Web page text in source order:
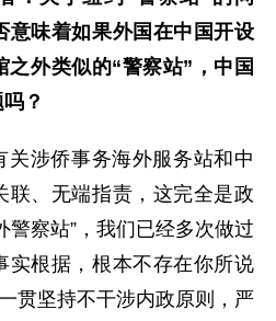
意味着如果外国在中国开设
之外类似的“警察站”，中国
？
关涉侨事务海外服务站和中
联、无端指责，这完全是政
警察站”，我们已经多次做过
实根据，根本不存在你所说
贯坚持不干涉内政原则，严